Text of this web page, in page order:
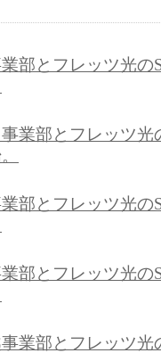
部とフレッツ光の
業部とフレッツ光
部とフレッツ光の
部とフレッツ光の
業部とフレッツ光